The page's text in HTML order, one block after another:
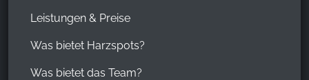
Leistungen & Preise
Was bietet Harzspots?
Was bietet das Team?